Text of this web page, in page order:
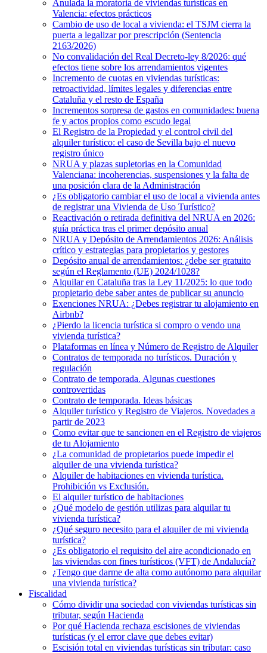
Anulada la moratoria de viviendas turísticas en
Valencia: efectos prácticos
Cambio de uso de local a vivienda: el TSJM cierra la
puerta a legalizar por prescripción (Sentencia
2163/2026)
No convalidación del Real Decreto-ley 8/2026: qué
efectos tiene sobre los arrendamientos vigentes
Incremento de cuotas en viviendas turísticas:
retroactividad, límites legales y diferencias entre
Cataluña y el resto de España
Incrementos sorpresa de gastos en comunidades: buena
fe y actos propios como escudo legal
El Registro de la Propiedad y el control civil del
alquiler turístico: el caso de Sevilla bajo el nuevo
registro único
NRUA y plazas supletorias en la Comunidad
Valenciana: incoherencias, suspensiones y la falta de
una posición clara de la Administración
¿Es obligatorio cambiar el uso de local a vivienda antes
de registrar una Vivienda de Uso Turístico?
Reactivación o retirada definitiva del NRUA en 2026:
guía práctica tras el primer depósito anual
NRUA y Depósito de Arrendamientos 2026: Análisis
crítico y estrategias para propietarios y gestores
Depósito anual de arrendamientos: ¿debe ser gratuito
según el Reglamento (UE) 2024/1028?
Alquilar en Cataluña tras la Ley 11/2025: lo que todo
propietario debe saber antes de publicar su anuncio
Exenciones NRUA: ¿Debes registrar tu alojamiento en
Airbnb?
¿Pierdo la licencia turística si compro o vendo una
vivienda turística?
Plataformas en línea y Número de Registro de Alquiler
Contratos de temporada no turísticos. Duración y
regulación
Contrato de temporada. Algunas cuestiones
controvertidas
Contrato de temporada. Ideas básicas
Alquiler turístico y Registro de Viajeros. Novedades a
partir de 2023
Como evitar que te sancionen en el Registro de viajeros
de tu Alojamiento
¿La comunidad de propietarios puede impedir el
alquiler de una vivienda turística?
Alquiler de habitaciones en vivienda turística.
Prohibición vs Exclusión.
El alquiler turístico de habitaciones
¿Qué modelo de gestión utilizas para alquilar tu
vivienda turística?
¿Qué seguro necesito para el alquiler de mi vivienda
turística?
¿Es obligatorio el requisito del aire acondicionado en
las viviendas con fines turísticos (VFT) de Andalucía?
¿Tengo que darme de alta como autónomo para alquilar
una vivienda turística?
Fiscalidad
Cómo dividir una sociedad con viviendas turísticas sin
tributar, según Hacienda
Por qué Hacienda rechaza escisiones de viviendas
turísticas (y el error clave que debes evitar)
Escisión total en viviendas turísticas sin tributar: caso